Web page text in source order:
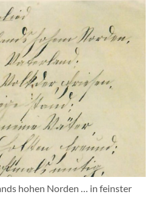
hohen Norden … in feinster